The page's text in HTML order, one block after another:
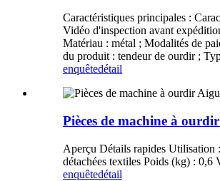
Caractéristiques principales :
Vidéo d'inspection avant
Matériau : métal ; Modalités de
du produit : tendeur de ourdir ;
enquêtedétail
Pièces de machine à
Aperçu Détails rapides Utilisation
détachées textiles Poids (kg) :
enquêtedétail